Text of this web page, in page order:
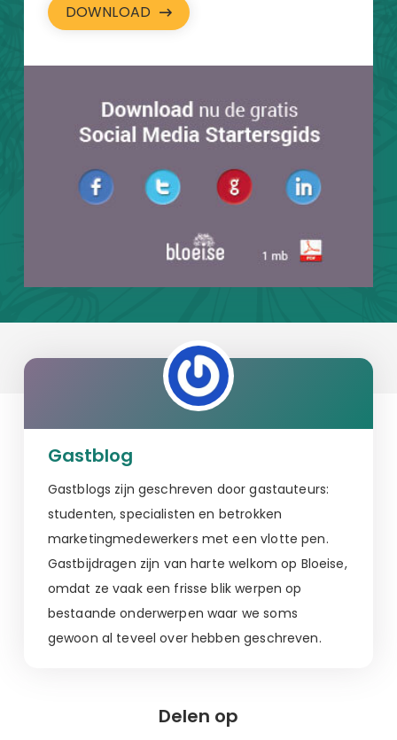
DOWNLOAD
Gastblog
Gastblogs zijn geschreven door gastauteurs:
studenten, specialisten en betrokken
marketingmedewerkers met een vlotte pen.
Gastbijdragen zijn van harte welkom op Bloeise,
omdat ze vaak een frisse blik werpen op
bestaande onderwerpen waar we soms
gewoon al teveel over hebben geschreven.
Delen op